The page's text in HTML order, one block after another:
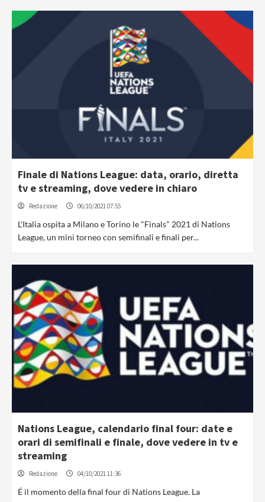
Finale di Nations League: data, orario, diretta
tv e streaming, dove vedere in chiaro
Redazione 06/10/2021 07:55
L'Italia ospita a Milano e Torino le "Finals" 2021 di Nations
League, un mini torneo con semifinali e finali per...
Nations League, calendario final four: date e
orari di semifinali e finale, dove vedere in tv e
streaming
Redazione 04/10/2021 11:36
É il momento della final four di Nations League. La